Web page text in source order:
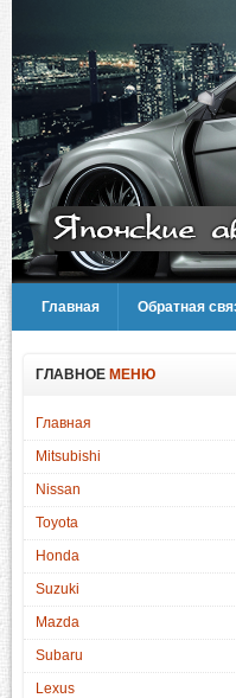
Главная Обратная
ГЛАВНОЕ МЕНЮ
Главная
Mitsubishi
Nissan
Toyota
Honda
Suzuki
Mazda
Subaru
Lexus